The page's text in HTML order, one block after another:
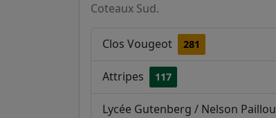
Coteaux Sud.
Clos Vougeot 281
Attripes 117
Lycée Gutenberg / Nelson Paillou